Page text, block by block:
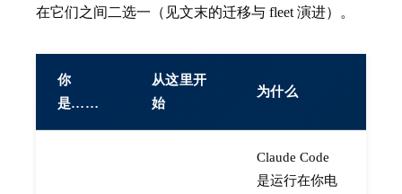
在它们之间二选一（见文末的迁移与 fleet 演进）。
你
是……
从这里开
始
为什么
Claude Code
是运行在你电